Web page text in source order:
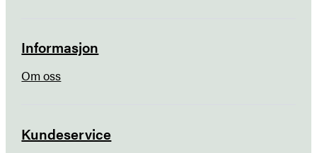
Informasjon
Om oss
Kundeservice